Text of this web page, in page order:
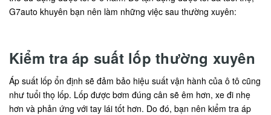
G7auto khuyên bạn nên làm những việc sau thường xuyên:
Kiểm tra áp suất lốp thường xuyên
Áp suất lốp ổn định sẽ đảm bảo hiệu suất vận hành của ô tô cũng
như tuổi thọ lốp. Lốp được bơm đúng cân sẽ êm hơn, xe đi nhẹ
hơn và phản ứng với tay lái tốt hơn. Do đó, bạn nên kiểm tra áp